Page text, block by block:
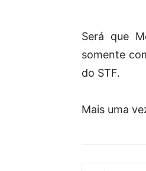
Será que
somente
do STF.
Mais uma